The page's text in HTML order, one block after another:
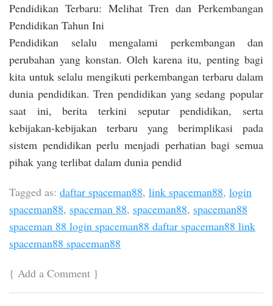
Pendidikan Terbaru: Melihat Tren dan Perkembangan
Pendidikan Tahun Ini
Pendidikan selalu mengalami perkembangan dan
perubahan yang konstan. Oleh karena itu, penting bagi
kita untuk selalu mengikuti perkembangan terbaru dalam
dunia pendidikan. Tren pendidikan yang sedang popular
saat ini, berita terkini seputar pendidikan, serta
kebijakan-kebijakan terbaru yang berimplikasi pada
sistem pendidikan perlu menjadi perhatian bagi semua
pihak yang terlibat dalam dunia pendid
Tagged as: daftar spaceman88, link spaceman88, login
spaceman88, spaceman 88, spaceman88, spaceman88
spaceman 88 login spaceman88 daftar spaceman88 link
spaceman88 spaceman88
{ Add a Comment }